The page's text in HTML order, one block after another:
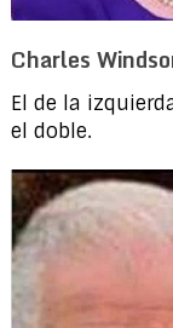
Charles
El de la
el doble.